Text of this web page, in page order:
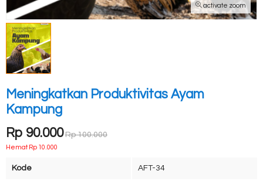
activate zoom
Meningkatkan Produktivitas Ayam
Kampung
Rp 90.000 Rp 100.000
Hemat Rp 10.000
Kode AFT-34